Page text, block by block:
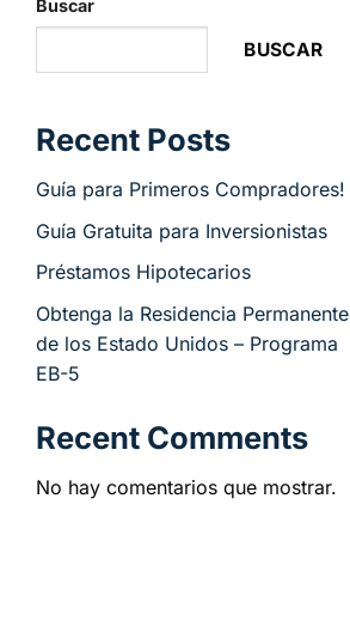
Buscar
BUSCAR
Recent Posts
Guía para Primeros Compradores!
Guía Gratuita para Inversionistas
Préstamos Hipotecarios
Obtenga la Residencia Permanente
de los Estado Unidos – Programa
EB-5
Recent Comments
No hay comentarios que mostrar.